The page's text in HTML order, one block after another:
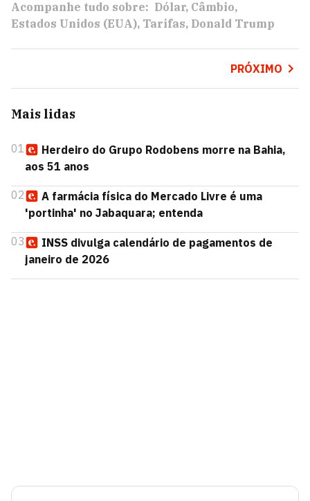
Acompanhe tudo sobre: Dólar Câmbio
Estados Unidos (EUA) Tarifas Donald Trump
PRÓXIMO
Mais lidas
01
Herdeiro do Grupo Rodobens morre na Bahia,
aos 51 anos
02
A farmácia física do Mercado Livre é uma
'portinha' no Jabaquara; entenda
03
INSS divulga calendário de pagamentos de
janeiro de 2026